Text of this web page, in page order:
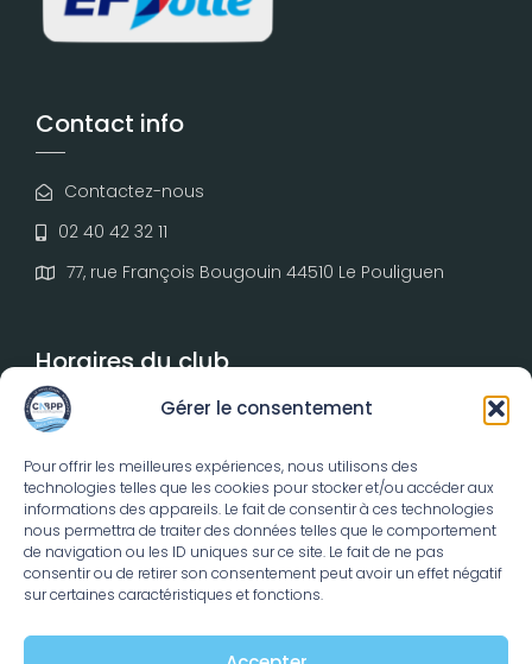
Gérer le consentement
Pour offrir les meilleures expériences, nous utilisons des
technologies telles que les cookies pour stocker et/ou accéder aux
informations des appareils. Le fait de consentir à ces technologies
nous permettra de traiter des données telles que le comportement
de navigation ou les ID uniques sur ce site. Le fait de ne pas
consentir ou de retirer son consentement peut avoir un effet négatif
sur certaines caractéristiques et fonctions.
Contact info
Contactez-nous
02 40 42 32 11
77, rue François Bougouin 44510 Le Pouliguen
Horaires du club
Du lundi au vendredi :
De 9h00 à 18h30
Samedi et dimanche :
De 10h00 à 13h00 puis de 14h00 à 18h30